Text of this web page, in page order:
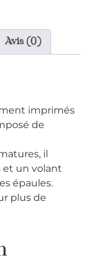
Avis (0)
imprimés
de
il
et un volant
épaules.
plus de